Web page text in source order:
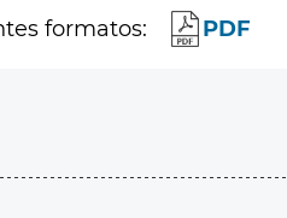
formatos: PDF